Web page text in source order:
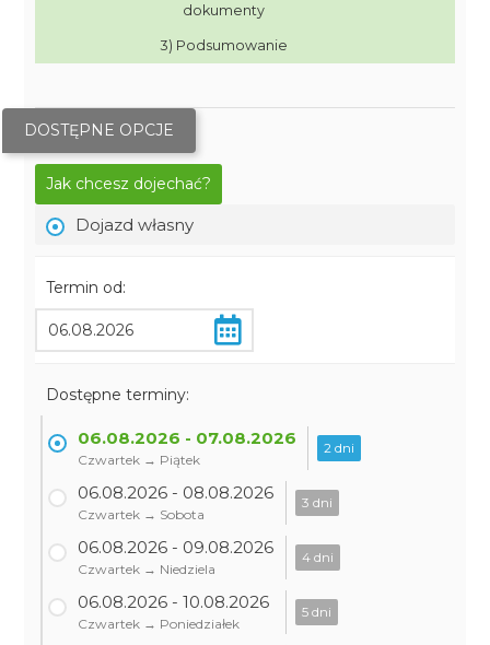
dokumenty
3) Podsumowanie
DOSTĘPNE OPCJE
Jak chcesz dojechać?
Dojazd własny
Termin od:
Dostępne terminy:
06.08.2026 - 07.08.2026
Czwartek → Piątek
2 dni
06.08.2026 - 08.08.2026
Czwartek → Sobota
3 dni
06.08.2026 - 09.08.2026
Czwartek → Niedziela
4 dni
06.08.2026 - 10.08.2026
Czwartek → Poniedziałek
5 dni